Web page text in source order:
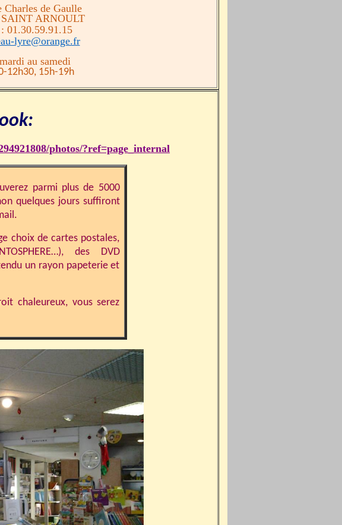
Charles de Gaulle
SAINT ARNOULT
01.30.59.91.15
lyre@orange.fr
au samedi
12h30, 15h-19h
photos/?ref=page_internal
parmi plus de 5000
quelques jours suffiront
choix de cartes postales,
des DVD
un rayon papeterie et
chaleureux, vous serez